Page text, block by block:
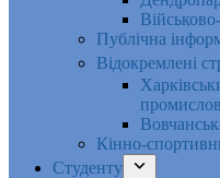
Публічна
Відокремлені
Кінно-
Студенту